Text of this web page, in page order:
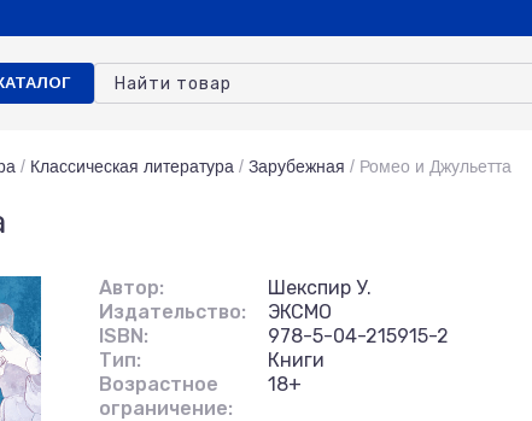
/ Классическая литература / Зарубежная / Ромео и Джульетта
Автор:
Шекспир У.
Издательство:
ЭКСМО
ISBN:
978-5-04-215915-2
Тип:
Книги
Возрастное
ограничение:
18+